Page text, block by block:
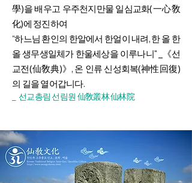
學)을 배우고 우주천지만물 일심교화(一心敎
化)에 정진하여
“하느님 환인의 한알에서 한얼이 내려, 한 올 한
올 생무생일체가 한울세상을 이루나니" _《선
교전(仙敎典)》, 온 인류 신성회복(神性回復)
의 길을 열어갑니다.
_ 선교총림 선림원 仙敎叢林 仙林院